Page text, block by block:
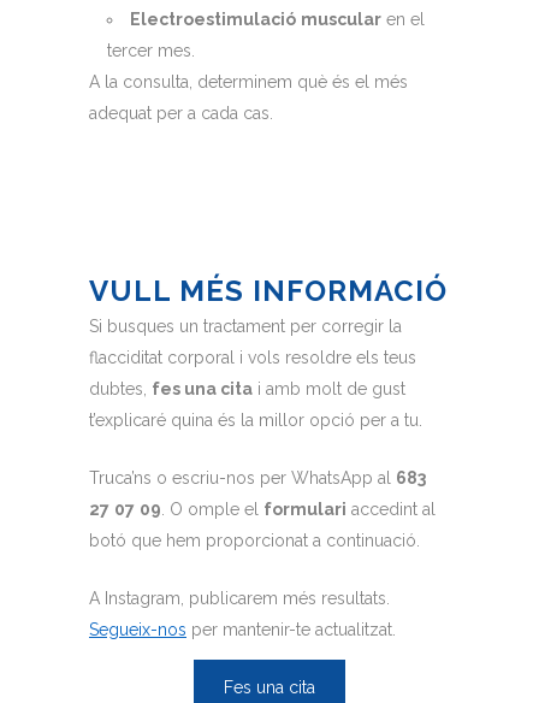
Electroestimulació muscular en el
tercer mes.
A la consulta, determinem què és el més
adequat per a cada cas.
VULL MÉS INFORMACIÓ
Si busques un tractament per corregir la
flacciditat corporal i vols resoldre els teus
dubtes, fes una cita i amb molt de gust
t’explicaré quina és la millor opció per a tu.
Truca’ns o escriu-nos per WhatsApp al 683
27 07 09. O omple el formulari accedint al
botó que hem proporcionat a continuació.
A Instagram, publicarem més resultats.
Segueix-nos per mantenir-te actualitzat.
Fes una cita